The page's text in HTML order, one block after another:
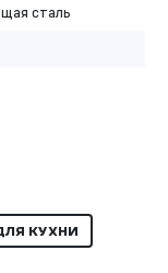
сталь
КУХНИ